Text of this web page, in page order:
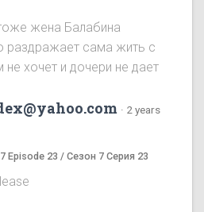
жена Балабина
раздражает сама жить с
хочет и дочери не дает
· 2 years
Episode 23 / Сезон 7 Серия 23